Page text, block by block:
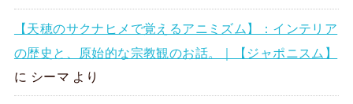
【天穂のサクナヒメで覚えるアニミズム】：インテリア
の歴史と、原始的な宗教観のお話。｜【ジャポニスム】
に シーマ より